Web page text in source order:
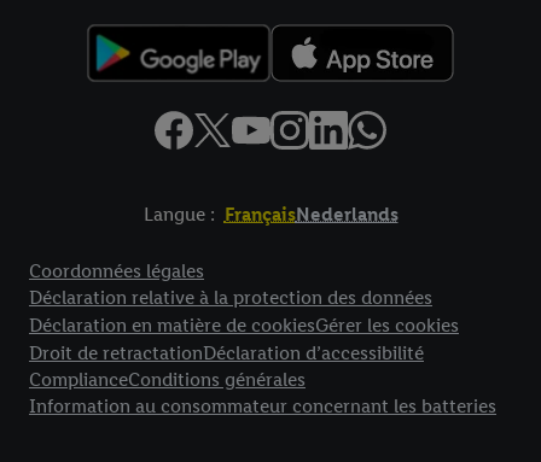
Langue : FrançaisNederlands
Coordonnées légales
Déclaration relative à la protection des données
Déclaration en matière de cookiesGérer les cookies
Droit de retractationDéclaration d’accessibilité
ComplianceConditions générales
Information au consommateur concernant les batteries